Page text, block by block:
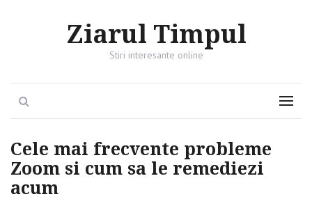
Ziarul Timpul
Stiri interesante online
Menu
Cele mai frecvente probleme
Zoom si cum sa le remediezi
acum